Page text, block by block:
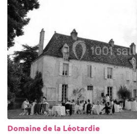
Domaine de la Léotardie